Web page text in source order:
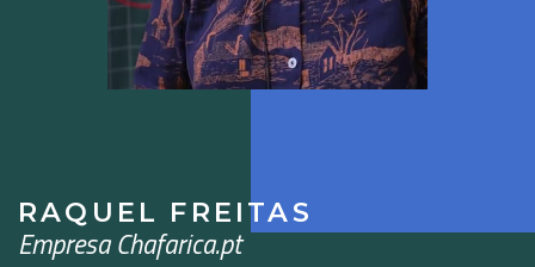
RAQUEL FREITAS
Empresa Chafarica.pt